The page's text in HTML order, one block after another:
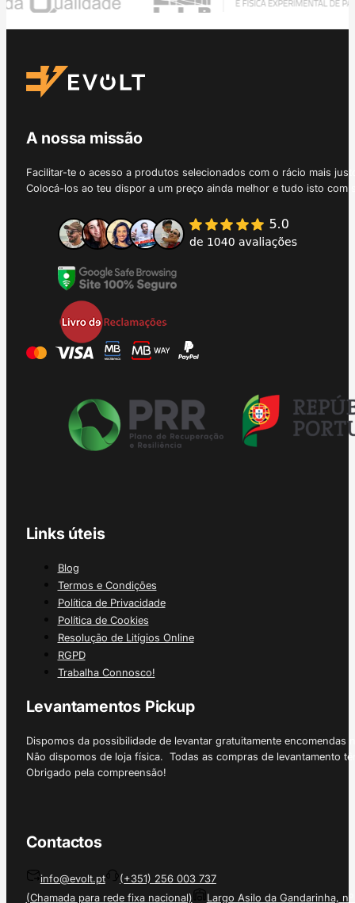
A nossa missão
Facilitar-te o acesso a produtos selecionados com o rácio mais
Colocá-los ao teu dispor a um preço ainda melhor e tudo isto
Links úteis
Blog
Termos e Condições
Política de Privacidade
Política de Cookies
Resolução de Litígios Online
RGPD
Trabalha Connosco!
Levantamentos Pickup
Dispomos da possibilidade de levantar gratuitamente
Não dispomos de loja física. Todas as compras de levantamento
Obrigado pela compreensão!
Contactos
info@evolt.pt
(+351) 256 003 737
(Chamada para rede fixa nacional)
Largo Asilo da Gandarinha, nº